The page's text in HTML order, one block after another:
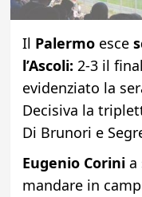
Il Palermoesce
l’Ascoli: 2-3 il
evidenziato la
Decisiva la
Di Brunori e
Eugenio Corinia
mandare in